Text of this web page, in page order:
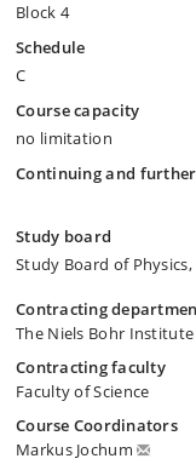
Block 4
Schedule
C
Course capacity
no limitation
Continuing and
Study board
Study Board of
Contracting
The Niels Bohr Institute
Contracting faculty
Faculty of Science
Course Coordinators
Markus Jochum